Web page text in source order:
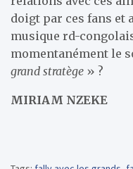
doigt par ces fans et
musique rd-
momentanément le
grand stratège » ?
MIRIAM NZEKE